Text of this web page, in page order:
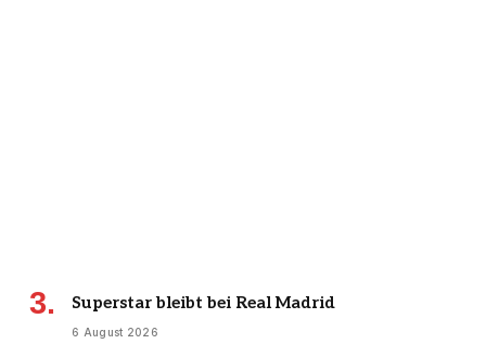
Superstar bleibt bei Real Madrid
6 August 2026